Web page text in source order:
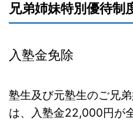
兄弟姉妹特別優待制
入塾金免除
塾生及び元塾生のご兄
は、入塾金22,000円が